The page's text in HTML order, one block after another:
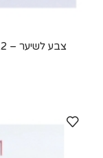
צבע לשיער – 9.12 ננופלקס מולטי פיגמנט – אוקטן פרל